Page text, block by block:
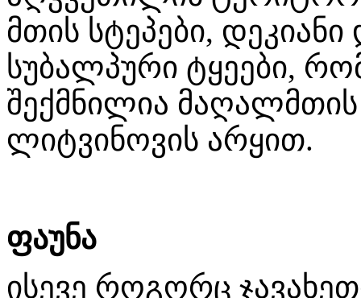
მთის სტეპები,
სუბალპური ტყეები,
შექმნილია
ლიტვინოვის არყით.
ფაუნა
ისევე როგორც